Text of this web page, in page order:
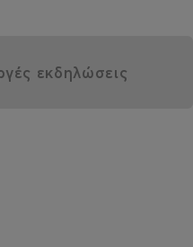
εκδηλώσεις